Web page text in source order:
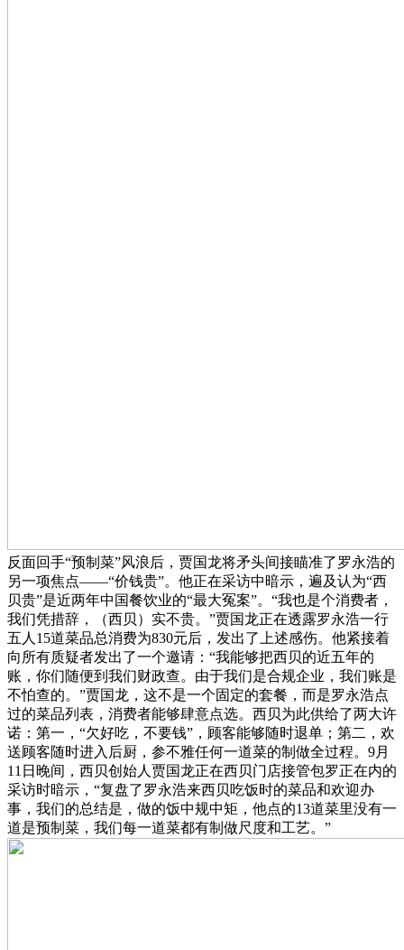
反面回手“预制菜”风浪后，贾国龙将矛头间接瞄准了罗永浩的
另一项焦点——“价钱贵”。他正在采访中暗示，遍及认为“西
贝贵”是近两年中国餐饮业的“最大冤案”。“我也是个消费者，
我们凭措辞，（西贝）实不贵。”贾国龙正在透露罗永浩一行
五人15道菜品总消费为830元后，发出了上述感伤。他紧接着
向所有质疑者发出了一个邀请：“我能够把西贝的近五年的
账，你们随便到我们财政查。由于我们是合规企业，我们账是
不怕查的。”贾国龙，这不是一个固定的套餐，而是罗永浩点
过的菜品列表，消费者能够肆意点选。西贝为此供给了两大许
诺：第一，“欠好吃，不要钱”，顾客能够随时退单；第二，欢
送顾客随时进入后厨，参不雅任何一道菜的制做全过程。9月
11日晚间，西贝创始人贾国龙正在西贝门店接管包罗正在内的
采访时暗示，“复盘了罗永浩来西贝吃饭时的菜品和欢迎办
事，我们的总结是，做的饭中规中矩，他点的13道菜里没有一
道是预制菜，我们每一道菜都有制做尺度和工艺。”